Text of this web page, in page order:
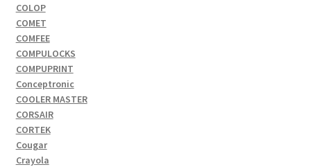
COLOP
COMET
COMFEE
COMPULOCKS
COMPUPRINT
Conceptronic
COOLER MASTER
CORSAIR
CORTEK
Cougar
Crayola